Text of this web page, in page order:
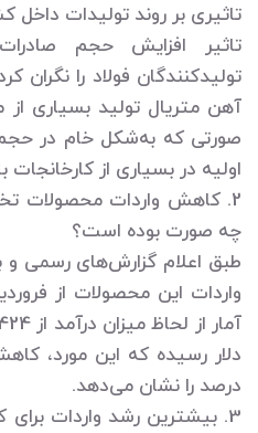
تاثیری بر روند تولیدات داخل
تاثیر افزایش حجم
تولیدکنندگان فولاد را نگران
آهن متریال تولید بسیاری
صورتی که به‌شکل خام در حجم
اولیه در بسیاری از
2. کاهش واردات محصولات
چه صورت بوده است؟
طبق اعلام گزارش‌های رسمی و
درصد را نشان می‌دهد.
3. بیشترین رشد واردات